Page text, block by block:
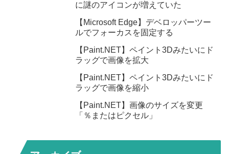
に謎のアイコンが増えていた
【Microsoft Edge】デベロッパーツー
ルでフォーカスを固定する
【Paint.NET】ペイント3Dみたいにド
ラッグで画像を拡大
【Paint.NET】ペイント3Dみたいにド
ラッグで画像を縮小
【Paint.NET】画像のサイズを変更
「％またはピクセル」